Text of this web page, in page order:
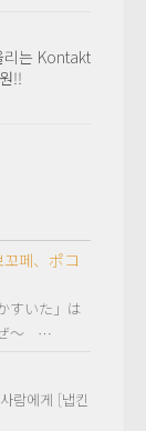
리는 Kontakt
!!
페、ポコ
すいた」は
ぜ～ …
람에게 [냅킨